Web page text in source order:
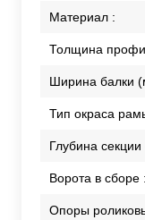
Материал :
Толщина
Ширина балки
Тип окраса
Глубина
Ворота в сборе :
Опоры